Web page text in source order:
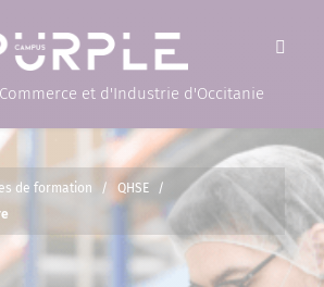
et d'Industrie d'Occitanie
de formation / QHSE
/